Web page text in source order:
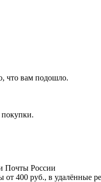
что вам подошло.
покупки.
Почты России
от 400 руб., в удалённые